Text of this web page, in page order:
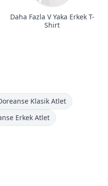
Daha Fazla V Yaka Erkek T-
Shirt
Klasik Atlet
Erkek Atlet